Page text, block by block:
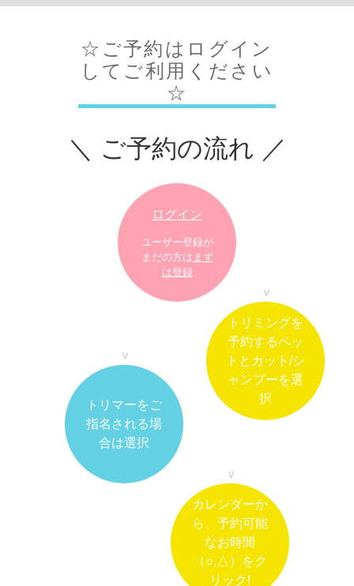
☆ご予約はログイン
してご利用ください
☆
＼ ご予約の流れ ／
ログイン
ユーザー登録が
まだの方は まず
は登録
トリミングを
予約するペッ
トとカット/シ
ャンプーを選
択
トリマーをご
指名される場
合は選択
カレンダーか
ら、予約可能
なお時間
（○,△）をク
リック!